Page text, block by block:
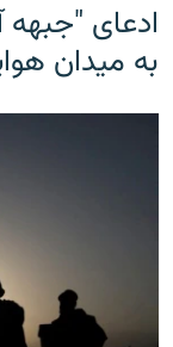
ادعای "جبهه
به میدان